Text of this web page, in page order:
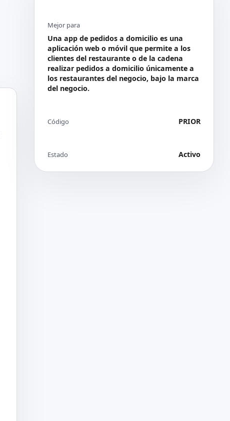
Mejor para
Una app de pedidos a domicilio es una
aplicación web o móvil que permite a los
clientes del restaurante o de la cadena
realizar pedidos a domicilio únicamente a
los restaurantes del negocio, bajo la marca
del negocio.
Código PRIOR
Estado Activo